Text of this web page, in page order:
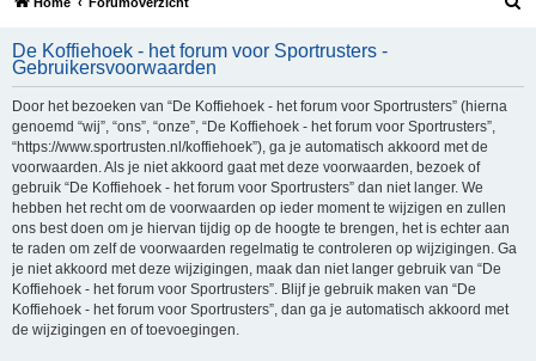
k
De Koffiehoek - het forum voor Sportrusters -
Gebruikersvoorwaarden
Door het bezoeken van “De Koffiehoek - het forum voor Sportrusters” (hierna
genoemd “wij”, “ons”, “onze”, “De Koffiehoek - het forum voor Sportrusters”,
“https://www.sportrusten.nl/koffiehoek”), ga je automatisch akkoord met de
voorwaarden. Als je niet akkoord gaat met deze voorwaarden, bezoek of
gebruik “De Koffiehoek - het forum voor Sportrusters” dan niet langer. We
hebben het recht om de voorwaarden op ieder moment te wijzigen en zullen
ons best doen om je hiervan tijdig op de hoogte te brengen, het is echter aan
te raden om zelf de voorwaarden regelmatig te controleren op wijzigingen. Ga
je niet akkoord met deze wijzigingen, maak dan niet langer gebruik van “De
Koffiehoek - het forum voor Sportrusters”. Blijf je gebruik maken van “De
Koffiehoek - het forum voor Sportrusters”, dan ga je automatisch akkoord met
de wijzigingen en of toevoegingen.